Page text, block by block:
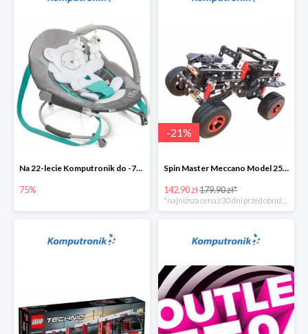
Na 22-lecie Komputronik do -75%
75%
-21%
Spin Master Meccano Model 25 w 1 Terenówka
142.90 zł179.90 zł*